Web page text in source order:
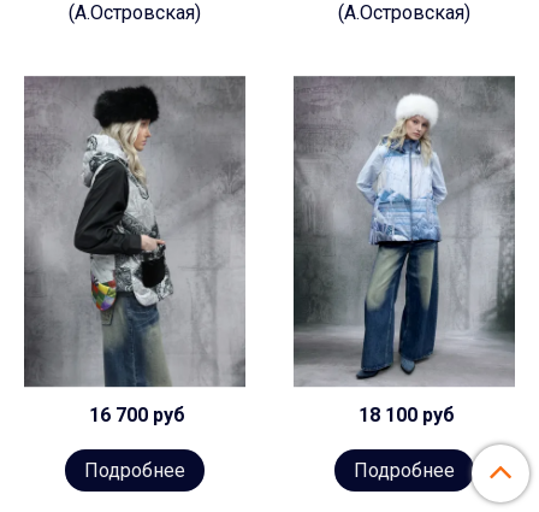
(А.Островская)
(А.Островская)
16 700 руб
Подробнее
18 100 руб
Подробнее